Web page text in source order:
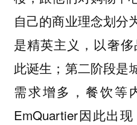
自己的商业理念划分
是精英主义，以奢
此诞生；第二阶段是
需求增多，餐饮等
EmQuartier因此出